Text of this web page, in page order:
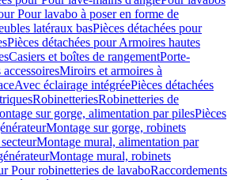
Pour lavabo à poser en forme de
latéraux basPièces détachées pour
Pièces détachées pour Armoires hautes
Casiers et boîtes de rangementPorte-
Miroirs et armoires à
Avec éclairage intégréePièces détachées
RobinetteriesRobinetteries de
sur gorge, alimentation par pilesPièces
Montage sur gorge, robinets
Montage mural, alimentation par
Montage mural, robinets
Pour robinetteries de lavaboRaccordements